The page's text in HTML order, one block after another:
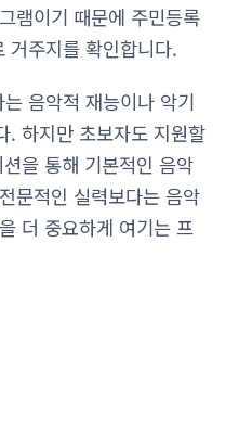
램이기 때문에 주민등록
거주지를 확인합니다.
음악적 재능이나 악기
. 하지만 초보자도 지원할
을 통해 기본적인 음악
문적인 실력보다는 음악
더 중요하게 여기는 프